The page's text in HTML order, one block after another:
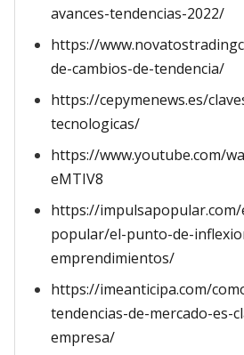
avances-tendencias-2022/
https://
de-cambios-de-tendencia/
https://cepymenews.es/
tecnologicas/
https://www.youtube.com/
eMTIV8
https://
popular/el-punto-de-
emprendimientos/
https://imeanticipa.com/
tendencias-de-mercado-es-
empresa/